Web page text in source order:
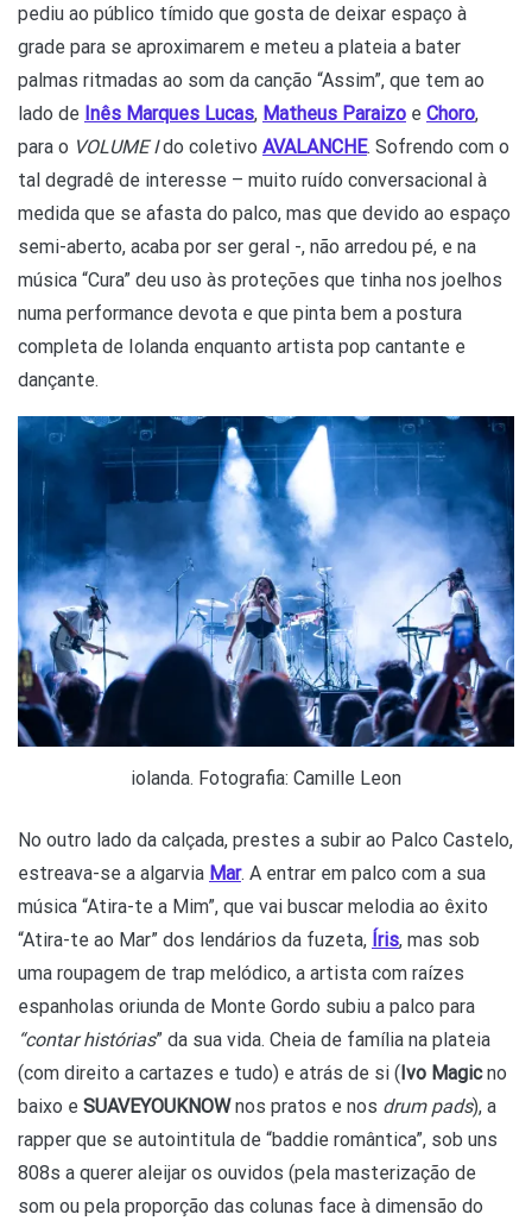
pediu ao público tímido que gosta de deixar espaço à
grade para se aproximarem e meteu a plateia a bater
palmas ritmadas ao som da canção “Assim”, que tem ao
lado de Inês Marques Lucas, Matheus Paraizo e Choro,
para o VOLUME Ido coletivo AVALANCHE. Sofrendo com o
tal degradê de interesse – muito ruído conversacional à
medida que se afasta do palco, mas que devido ao espaço
semi-aberto, acaba por ser geral -, não arredou pé, e na
música “Cura” deu uso às proteções que tinha nos joelhos
numa performance devota e que pinta bem a postura
completa de Iolanda enquanto artista pop cantante e
dançante.
iolanda. Fotografia: Camille Leon
No outro lado da calçada, prestes a subir ao Palco Castelo,
estreava-se a algarvia Mar. A entrar em palco com a sua
música “Atira-te a Mim”, que vai buscar melodia ao êxito
“Atira-te ao Mar” dos lendários da fuzeta, Íris, mas sob
uma roupagem de trap melódico, a artista com raízes
espanholas oriunda de Monte Gordo subiu a palco para
“contar histórias” da sua vida. Cheia de família na plateia
(com direito a cartazes e tudo) e atrás de si (Ivo Magicno
baixo e SUAVEYOUKNOWnos pratos e nos drum pads), a
rapper que se autointitula de “baddie romântica”, sob uns
808s a querer aleijar os ouvidos (pela masterização de
som ou pela proporção das colunas face à dimensão do